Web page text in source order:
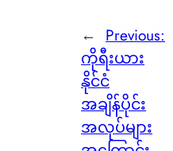
← Previous:
ကိုရီးယား
နိုင်ငံ
အချိန်ပိုင်း
အလုပ်များ